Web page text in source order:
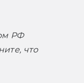
РФ
что